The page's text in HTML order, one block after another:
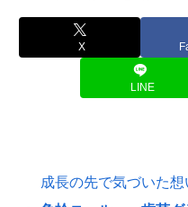
X
LINE
成長の先で気づいた